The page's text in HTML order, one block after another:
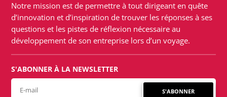
Notre mission est de permettre à tout dirigeant en quête
d’innovation et d’inspiration de trouver les réponses à ses
questions et les pistes de réflexion nécessaire au
développement de son entreprise lors d’un voyage.
S'ABONNER À LA NEWSLETTER
S'ABONNER